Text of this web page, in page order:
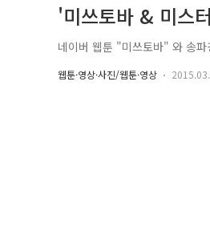
'미쓰토바 & 미스
네이버 웹툰 "미쓰토바" 와
웹툰·영상·사진/웹툰·영상